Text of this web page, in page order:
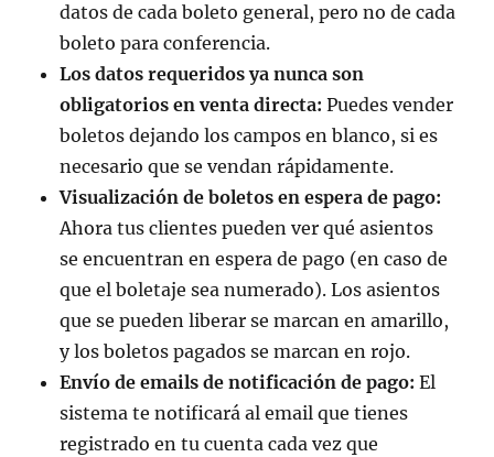
datos de cada boleto general, pero no de cada
boleto para conferencia.
Los datos requeridos ya nunca son
obligatorios en venta directa: Puedes vender
boletos dejando los campos en blanco, si es
necesario que se vendan rápidamente.
Visualización de boletos en espera de pago:
Ahora tus clientes pueden ver qué asientos
se encuentran en espera de pago (en caso de
que el boletaje sea numerado). Los asientos
que se pueden liberar se marcan en amarillo,
y los boletos pagados se marcan en rojo.
Envío de emails de notificación de pago:El
sistema te notificará al email que tienes
registrado en tu cuenta cada vez que